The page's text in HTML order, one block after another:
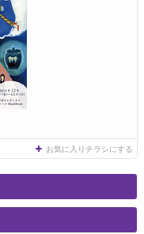
お気に入りチラシにする